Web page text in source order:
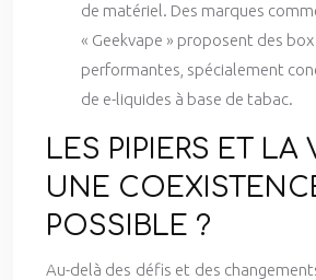
de matériel. Des marques
« Geekvape » proposent des
performantes, spécialement
de e-liquides à base de tabac.
LES PIPIERS ET LA
UNE
POSSIBLE ?
Au-delà des défis et des